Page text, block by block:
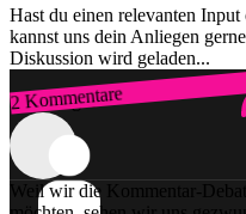
Hast du einen relevanten
kannst uns dein Anliegen
Diskussion wird geladen...
2 Kommentare
Zum Login
Weil wir die Kommentar-